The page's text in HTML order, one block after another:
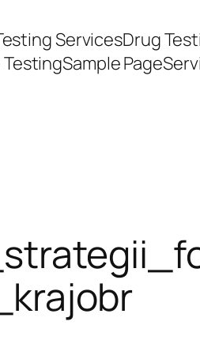
ServicesDrug
TestingSample Page